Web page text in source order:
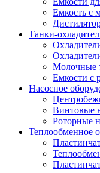
Емкость с
Танки-
Молочные
Емкости с
Насосное
Винтовые
Роторные
Теплообменное